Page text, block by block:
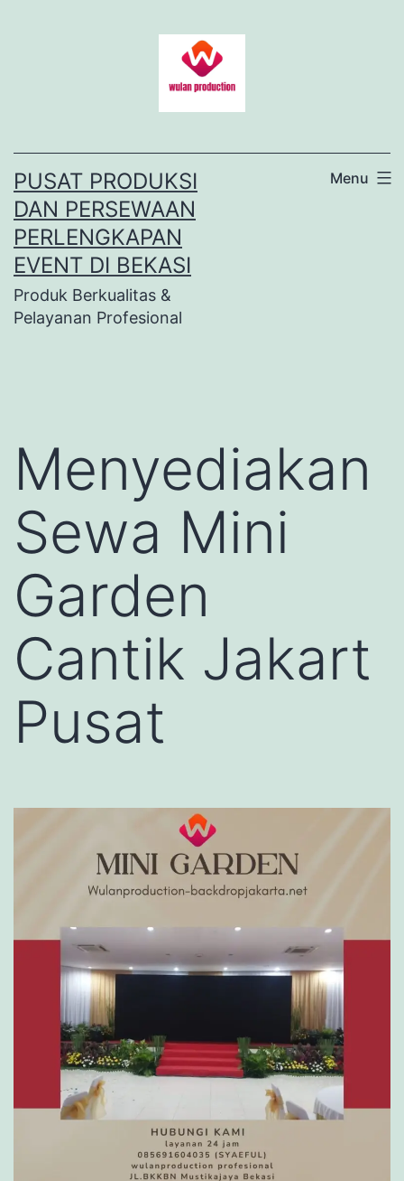
PUSAT PRODUKSI
DAN PERSEWAAN
PERLENGKAPAN
EVENT DI BEKASI
Produk Berkualitas &
Pelayanan Profesional
Menu
Menyediakan
Sewa Mini
Garden
Cantik Jakart
Pusat